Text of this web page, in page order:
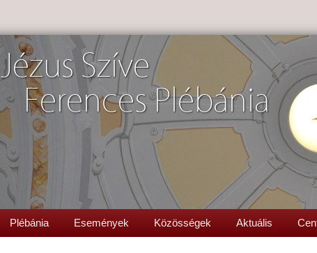
Jézus Szíve
Ferences Plébánia
Plébánia Események Közösségek Aktuális